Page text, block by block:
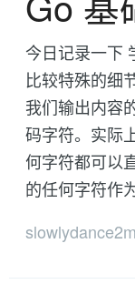
今日记录一下
比较特殊的
我们输出内容
码字符。实际
何字符都可以
的任何字符作